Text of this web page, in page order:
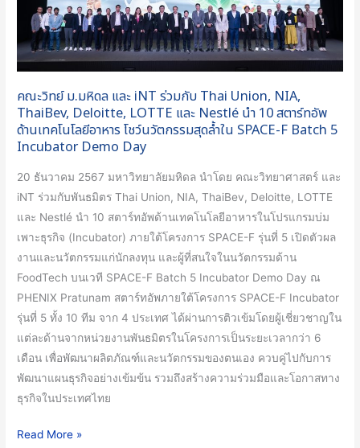
Batch
คณะวิทย์ ม.มหิดล และ iNT ร่วมกับ Thai Union, NIA,
ThaiBev, Deloitte, LOTTE และ Nestlé นำ 10 สตาร์ทอัพ
ด้านเทคโนโลยีอาหาร โชว์นวัตกรรมสุดล้ำใน SPACE-F Batch 5
Incubator Demo Day
20 ธันวาคม 2567 มหาวิทยาลัยมหิดล นำโดย คณะวิทยาศาสตร์ และ
iNT ร่วมกับพันธมิตร Thai Union, NIA, ThaiBev, Deloitte, LOTTE
และ Nestlé นำ 10 สตาร์ทอัพด้านเทคโนโลยีอาหารในโปรแกรมบ่ม
เพาะธุรกิจ (Incubator) ภายใต้โครงการ SPACE-F รุ่นที่ 5 เปิดตัวผล
งานและนวัตกรรมแก่นักลงทุน และผู้ที่สนใจในนวัตกรรมด้าน
FoodTech บนเวที SPACE-F Batch 5 Incubator Demo Day ณ
PHENIX Pratunam สตาร์ทอัพภายใต้โครงการ SPACE-F Incubator
รุ่นที่ 5 ทั้ง 10 ทีม จาก 4 ประเทศ ได้ผ่านการติวเข้มโดยผู้เชี่ยวชาญใน
แต่ละด้านจากหน่วยงานพันธมิตรในโครงการเป็นระยะเวลากว่า 6
เดือน เพื่อพัฒนาผลิตภัณฑ์และนวัตกรรมของตนเอง ควบคู่ไปกับการ
พัฒนาแผนธุรกิจอย่างเข้มข้น รวมถึงสร้างความร่วมมือและโอกาสทาง
ธุรกิจในประเทศไทย
Union,
ThaiBev,
Deloitte,
LOTTE
Nestlé
นำ
10
สตาร์ท
อัพ
ด้าน
เทคโนโลยี
อาหาร
โชว์
นวัตกรรม
สุด
ล้ำ
SPACE-
Read More »